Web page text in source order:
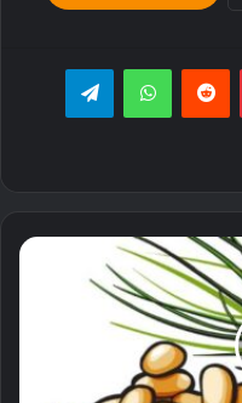
پینترست‫رددیت واتس آپ تلگرام